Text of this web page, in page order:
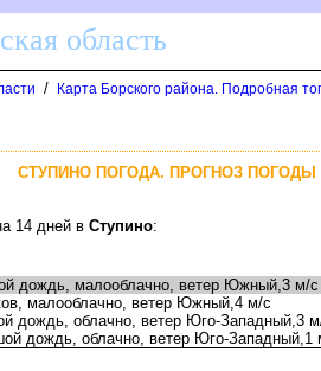
область
/
Карта Борского района. Подробная
СТУПИНО ПОГОДА. ПРОГНОЗ ПОГОДЫ
14 дней Ступино:
дождь, малооблачно, ветер Южный,3 м/с
малооблачно, ветер Южный,4 м/с
дождь, облачно, ветер Юго-Западный,3
дождь, облачно, ветер Юго-Западный,1